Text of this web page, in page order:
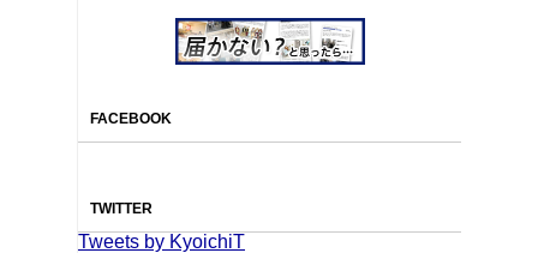
FACEBOOK
TWITTER
Tweets by KyoichiT